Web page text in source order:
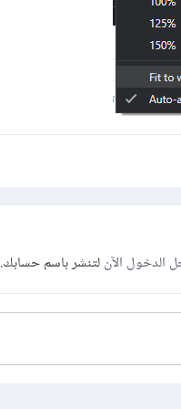
الدخول الآنلتنشر باسم حسابك.